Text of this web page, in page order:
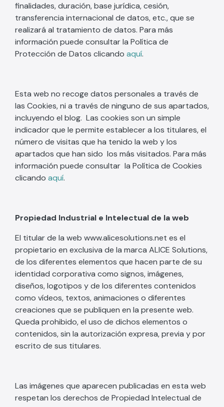
finalidades, duración, base jurídica, cesión,
transferencia internacional de datos, etc., que se
realizará al tratamiento de datos. Para más
información puede consultar la Política de
Protección de Datos clicando aquí.
Esta web no recoge datos personales a través de
las Cookies, ni a través de ninguno de sus apartados,
incluyendo el blog. Las cookies son un simple
indicador que le permite establecer a los titulares, el
número de visitas que ha tenido la web y los
apartados que han sido los más visitados. Para más
información puede consultar la Política de Cookies
clicando aquí.
Propiedad Industrial e Intelectual de la web
El titular de la web www.alicesolutions.net es el
propietario en exclusiva de la marca ALICE Solutions,
de los diferentes elementos que hacen parte de su
identidad corporativa como signos, imágenes,
diseños, logotipos y de los diferentes contenidos
como vídeos, textos, animaciones o diferentes
creaciones que se publiquen en la presente web.
Queda prohibido, el uso de dichos elementos o
contenidos, sin la autorización expresa, previa y por
escrito de sus titulares.
Las imágenes que aparecen publicadas en esta web
respetan los derechos de Propiedad Intelectual de